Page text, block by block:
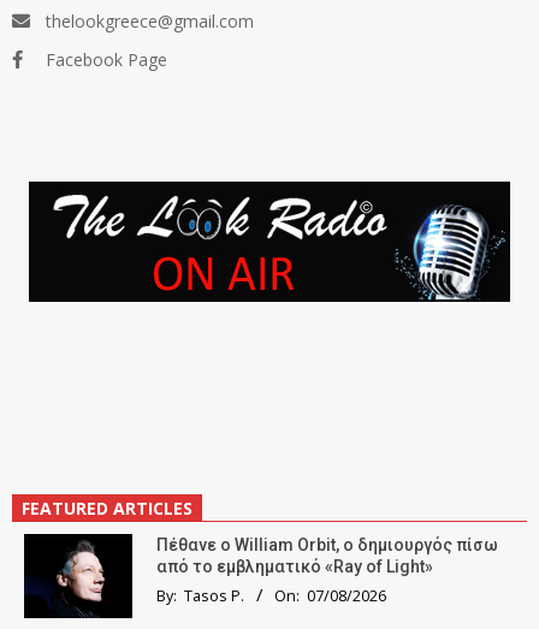
thelookgreece@gmail.com
Facebook Page
FEATURED ARTICLES
Πέθανε ο William Orbit, ο δημιουργός πίσω
από το εμβληματικό «Ray of Light»
By: Tasos P. On: 07/08/2026